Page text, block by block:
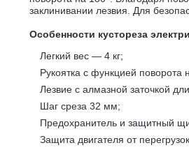
заклинивании лезвия. Для
Особенности кустореза
Легкий вес — 4 кг;
Рукоятка с функцией поворота
Лезвие с алмазной заточкой
Шаг среза 32 мм;
Предохранитель и защитный
Защита двигателя от